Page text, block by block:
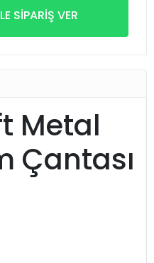
SİPARİŞ VER
Metal
Çantası